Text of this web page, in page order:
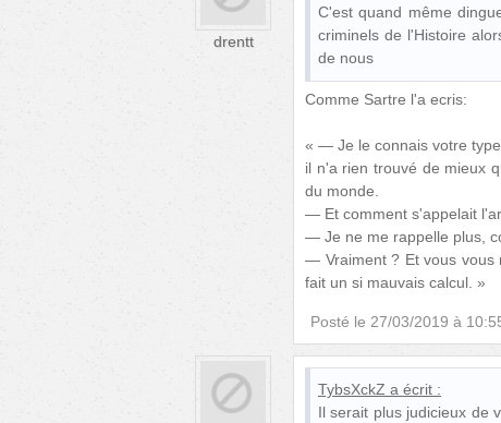
drentt
C'est quand même
criminels de l'Histoire
de nous
Comme Sartre l'a ecris:
« — Je le connais votre
il n'a rien trouvé de mieux
du monde.
— Et comment s'appelait
— Je ne me rappelle plus,
— Vraiment ? Et vous vous
fait un si mauvais calcul. »
Posté le 27/03/2019 à
TybsXckZ a écrit :
Il serait plus judicieux de